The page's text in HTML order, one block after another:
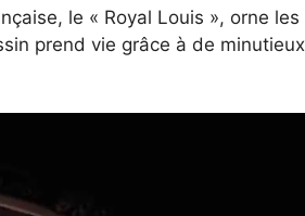
le « Royal Louis », orne les
prend vie grâce à de minutieux